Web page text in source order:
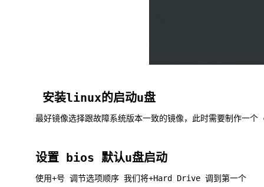
安装linux的启动u盘
最好镜像选择跟故障系统版本一致的镜像，此时需要制作一
设置 bios 默认u盘启动
使用+号 调节选项顺序 我们将+Hard Drive 调到第一个